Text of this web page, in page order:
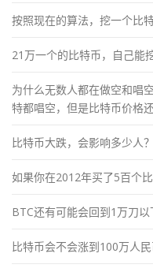
按照现在的算法，挖一个比
21万一个的比特币，自己能
为什么无数人都在做空和唱
特都唱空，但是比特币价格
比特币大跌，会影响多少人？
如果你在2012年买了5百个
BTC还有可能会回到1万刀以
比特币会不会涨到100万人民